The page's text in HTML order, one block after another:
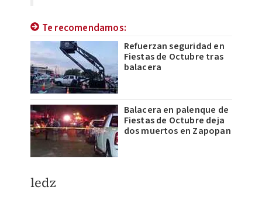
Te recomendamos:
Refuerzan seguridad en
Fiestas de Octubre tras
balacera
Balacera en palenque de
Fiestas de Octubre deja
dos muertos en Zapopan
ledz